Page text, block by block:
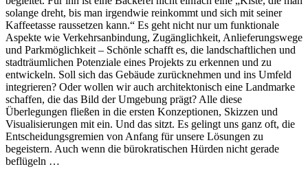
solange dreht, bis man irgendwie reinkommt und sich mit seiner
Kaffeetasse raussetzen kann.“ Es geht nicht nur um funktionale
Aspekte wie Verkehrsanbindung, Zugänglichkeit, Anlieferungswege
und Parkmöglichkeit – Schönle schafft es, die landschaftlichen und
stadträumlichen Potenziale eines Projekts zu erkennen und zu
entwickeln. Soll sich das Gebäude zurücknehmen und ins Umfeld
integrieren? Oder wollen wir auch architektonisch eine Landmarke
schaffen, die das Bild der Umgebung prägt? Alle diese
Überlegungen fließen in die ersten Konzeptionen, Skizzen und
Visualisierungen mit ein. Und das sitzt. Es gelingt uns ganz oft, die
Entscheidungsgremien von Anfang für unsere Lösungen zu
begeistern. Auch wenn die bürokratischen Hürden nicht gerade
beflügeln …